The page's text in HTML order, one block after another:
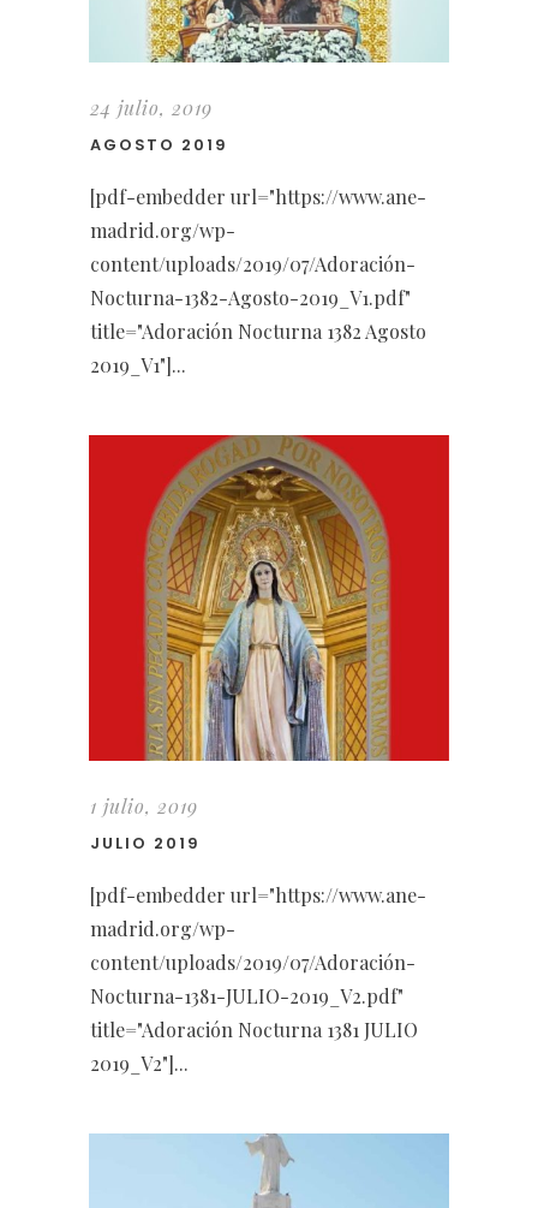
24 julio, 2019
AGOSTO 2019
[pdf-embedder url="https://www.ane-
madrid.org/wp-
content/uploads/2019/07/Adoración-
Nocturna-1382-Agosto-2019_V1.pdf"
title="Adoración Nocturna 1382 Agosto
2019_V1"]...
1 julio, 2019
JULIO 2019
[pdf-embedder url="https://www.ane-
madrid.org/wp-
content/uploads/2019/07/Adoración-
Nocturna-1381-JULIO-2019_V2.pdf"
title="Adoración Nocturna 1381 JULIO
2019_V2"]...